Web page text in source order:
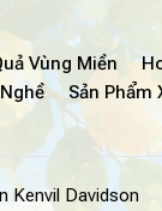
Vùng Miền
Sản Phẩm
Kenvil Davidson